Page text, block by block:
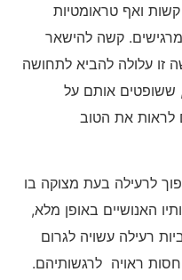
ואף טראומטיות
קשה להישאר
זו עלולה להביא לתחושה
ששופטים אותם על
לראות את הטוב
לרעילה בעת מצוקה בו
האנושיים באופן מלא,
רעילה עשויה לגרום
ראויה לרגשותיהם.